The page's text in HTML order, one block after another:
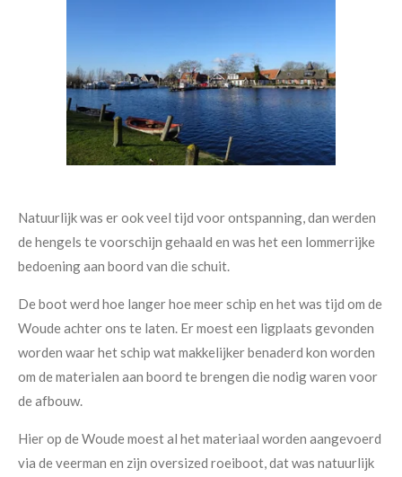
Natuurlijk was er ook veel tijd voor ontspanning, dan werden
de hengels te voorschijn gehaald en was het een lommerrijke
bedoening aan boord van die schuit.
De boot werd hoe langer hoe meer schip en het was tijd om de
Woude achter ons te laten. Er moest een ligplaats gevonden
worden waar het schip wat makkelijker benaderd kon worden
om de materialen aan boord te brengen die nodig waren voor
de afbouw.
Hier op de Woude moest al het materiaal worden aangevoerd
via de veerman en zijn oversized roeiboot, dat was natuurlijk